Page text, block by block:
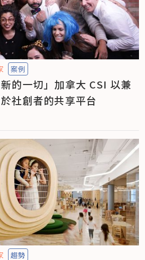
案例
新的一切」加拿大 CSI 以兼
社創者的共享平台
趨勢